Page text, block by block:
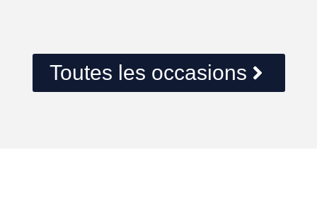
Toutes les occasions